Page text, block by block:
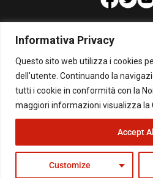
Informativa Privacy
Questo sito web utilizza i cookies
dell'utente. Continuando la
tutti i cookie in conformità con la
maggiori informazioni visualizza la
Customize
Accept
Per la tua
© Copyright 2026 - Il Blog di Beppe Grillo.